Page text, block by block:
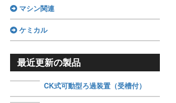
マシン関連
ケミカル
最近更新の製品
CK式可動型ろ過装置（受槽付）